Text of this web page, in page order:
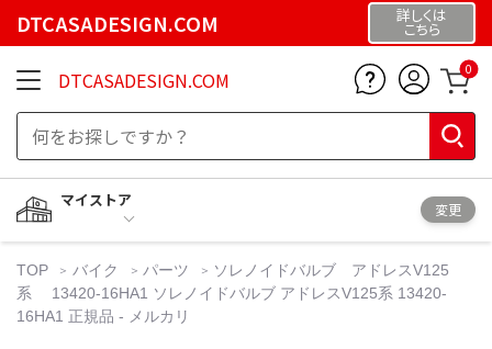
DTCASADESIGN.COM 詳しくは
こちら
DTCASADESIGN.COM 0
マイストア
変更
TOP バイク パーツ
ソレノイドバルブ アドレスV125
系 13420-16HA1 ソレノイドバルブ アドレスV125系 13420-
16HA1 正規品 - メルカリ